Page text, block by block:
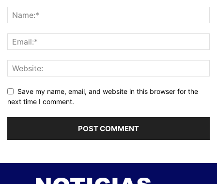
Save my name, email, and website in this browser for the
next time I comment.